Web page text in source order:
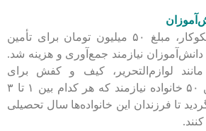
به همت شما مردم نیکوکار، مبلغ ۵۰ میلیون تومان برای تأمین
دانش‌آموزان نیازمند جمع‌آوری و هزینه شد.
مانند لوازم‌التحریر، کیف و کفش برای
دانش‌آموزان تهیه و بین ۵۰ خانواده نیازمند که هر کدام بین ۱ تا ۳
تا فرزندان این خانواده‌ها سال تحصیلی